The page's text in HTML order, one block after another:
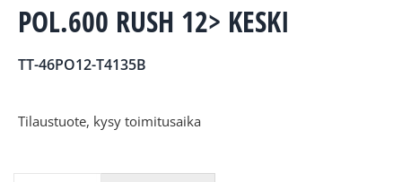
POL.600 RUSH 12> KESKI
TT-46PO12-T4135B
Tilaustuote, kysy toimitusaika